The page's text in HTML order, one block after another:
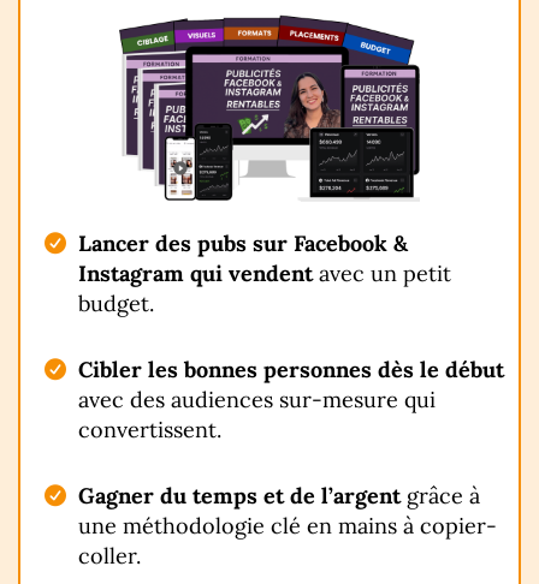
Lancer des pubs sur Facebook &
Instagram qui vendentavec un petit
budget.
Cibler les bonnes personnes dès le début
avec des audiences sur-mesure qui
convertissent.
Gagner du temps et de l’argent grâce à
une méthodologie clé en mains à copier-
coller.